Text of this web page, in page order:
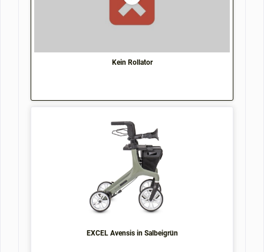
Kein Rollator
EXCEL Avensis in Salbeigrün